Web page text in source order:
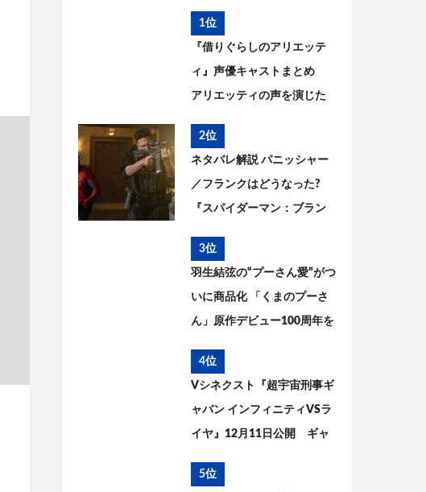
1位
『借りぐらしのアリエッテ
ィ』声優キャストまとめ
アリエッティの声を演じた
2位
ネタバレ解説 パニッシャー
／フランクはどうなった?
『スパイダーマン：ブラン
までを考察
3位
羽生結弦の“プーさん愛”がつ
いに商品化 「くまのプーさ
ん」原作デビュー100周年を
4位
Vシネクスト『超宇宙刑事ギ
ャバン インフィニティVSラ
イヤ』12月11日公開 ギャ
5位